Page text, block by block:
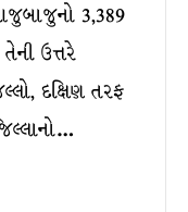
3,389
ઉત્તરે
દક્ષિણ તરફ